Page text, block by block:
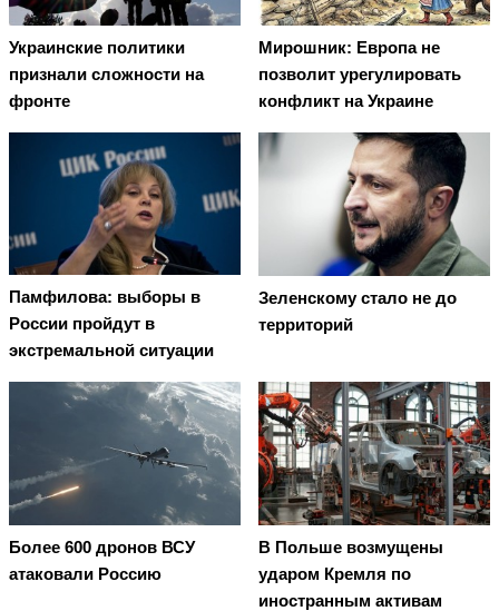
Украинские политики
признали сложности на
фронте
Мирошник: Европа не
позволит урегулировать
конфликт на Украине
Памфилова: выборы в
России пройдут в
экстремальной ситуации
Зеленскому стало не до
территорий
Более 600 дронов ВСУ
атаковали Россию
В Польше возмущены
ударом Кремля по
иностранным активам